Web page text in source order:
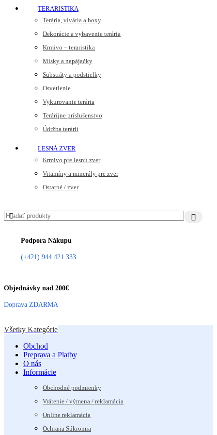
TERARISTIKA
Terária, vivária a boxy
Dekorácie a vybavenie terária
Krmivo – teraristika
Misky a napájačky
Substráty a podstielky
Osvetlenie
Vykurovanie terária
Terárijne príslušenstvo
Údržba terárií
LESNÁ ZVER
Krmivo pre lesnú zver
Vitamíny a minerály pre zver
Ostatné / zver
Podpora Nákupu
(+421) 944 421 333
Objednávky nad 200€
Doprava ZDARMA
Všetky Kategórie
Obchod
Preprava a Platby
O nás
Informácie
Obchodné podmienky
Vrátenie / výmena / reklamácia
Online reklamácia
Ochrana Súkromia